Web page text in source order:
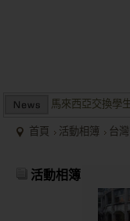
馬來西亞交換學
兩岸商業投資
馬來西亞交換學
兩岸商業投資
首頁 活動相簿 台
活動相簿